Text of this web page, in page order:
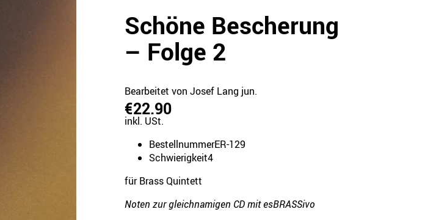
Schöne Bescherung
– Folge 2
Bearbeitet von Josef Lang jun.
€22.90
inkl. USt.
BestellnummerER-129
Schwierigkeit4
für Brass Quintett
Noten zur gleichnamigen CD mit esBRASSivo